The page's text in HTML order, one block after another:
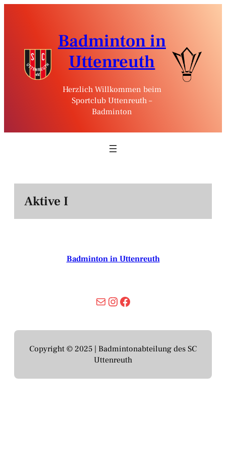
Badminton in
Uttenreuth
Herzlich Willkommen beim
Sportclub Uttenreuth –
Badminton
Aktive I
Badminton in Uttenreuth
Mail InstagramFacebook
Copyright © 2025 | Badmintonabteilung des SC
Uttenreuth